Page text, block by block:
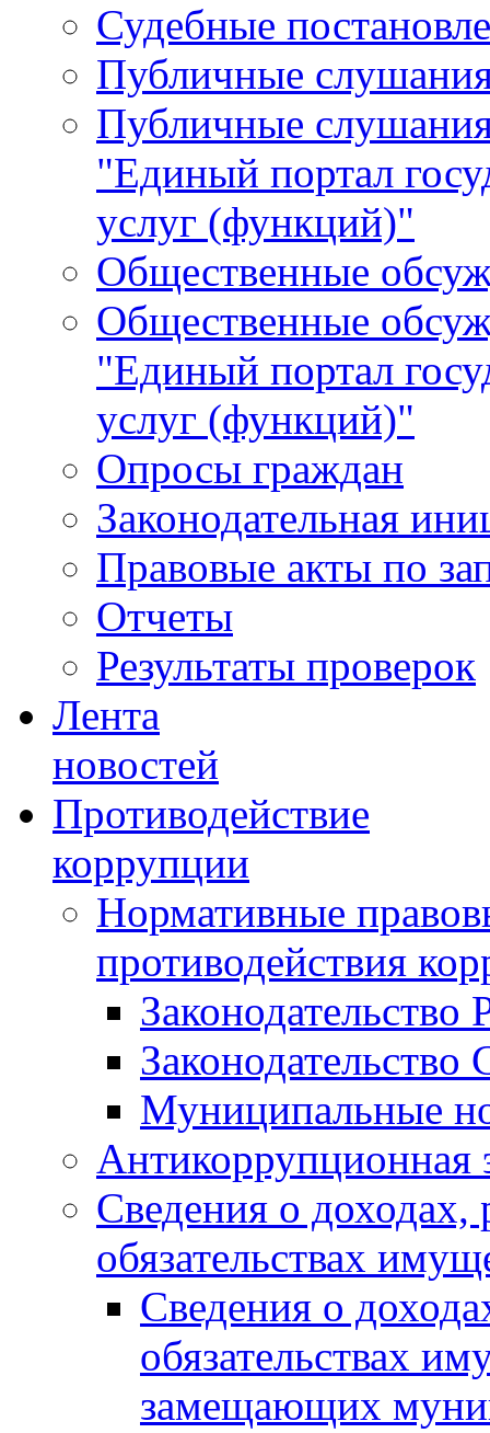
Судебные
Публичные
Публичные
"Единый портал
услуг (функций)"
Общественные
Общественные
"Единый портал
услуг (функций)"
Опросы граждан
Законодательная
Правовые акты по
Отчеты
Результаты проверок
Лента
новостей
Противодействие
коррупции
Нормативные
противодействия
Законодательство
Муниципальные
Антикоррупционная
Сведения о доходах,
обязательствах
Сведения о
обязательствах
замещающих